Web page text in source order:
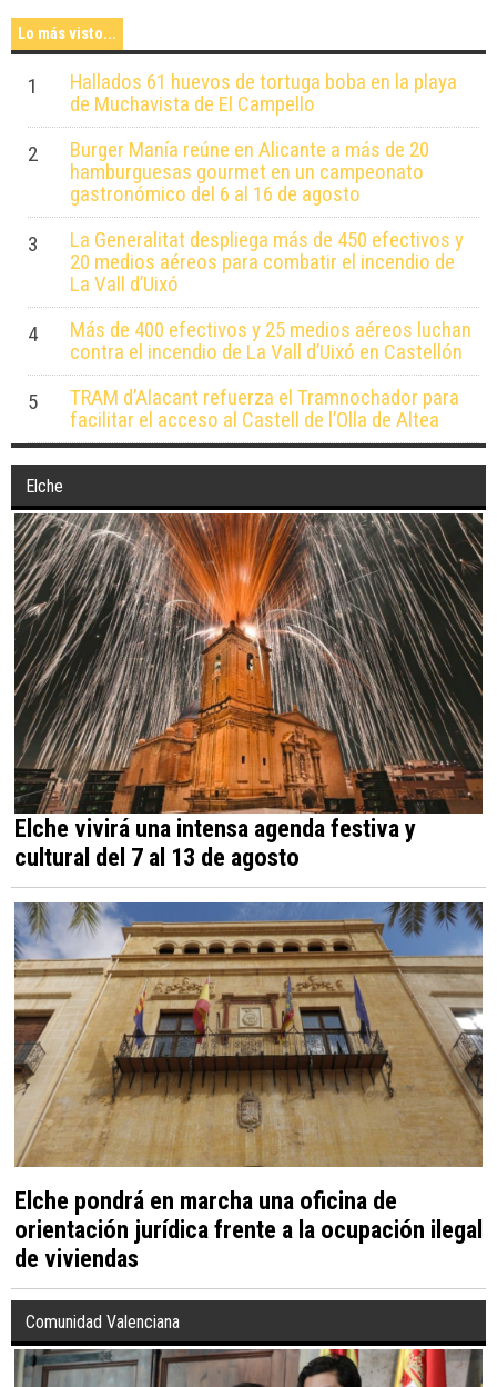
Lo más visto...
1
Hallados 61 huevos de tortuga boba en la playa
de Muchavista de El Campello
2
Burger Manía reúne en Alicante a más de 20
hamburguesas gourmet en un campeonato
gastronómico del 6 al 16 de agosto
3
La Generalitat despliega más de 450 efectivos y
20 medios aéreos para combatir el incendio de
La Vall d’Uixó
4
Más de 400 efectivos y 25 medios aéreos luchan
contra el incendio de La Vall d’Uixó en Castellón
5
TRAM d’Alacant refuerza el Tramnochador para
facilitar el acceso al Castell de l’Olla de Altea
Elche
Elche vivirá una intensa agenda festiva y
cultural del 7 al 13 de agosto
Elche pondrá en marcha una oficina de
orientación jurídica frente a la ocupación ilegal
de viviendas
Comunidad Valenciana